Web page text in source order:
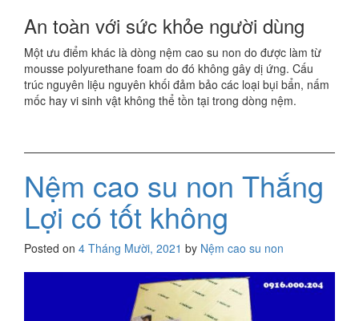
An toàn với sức khỏe người dùng
Một ưu điểm khác là dòng nệm cao su non do được làm từ
mousse polyurethane foam do đó không gây dị ứng. Cấu
trúc nguyên liệu nguyên khối đảm bảo các loại bụi bẩn, nấm
mốc hay vi sinh vật không thể tồn tại trong dòng nệm.
Nệm cao su non Thắng
Lợi có tốt không
Posted on 4 Tháng Mười, 2021 by Nệm cao su non